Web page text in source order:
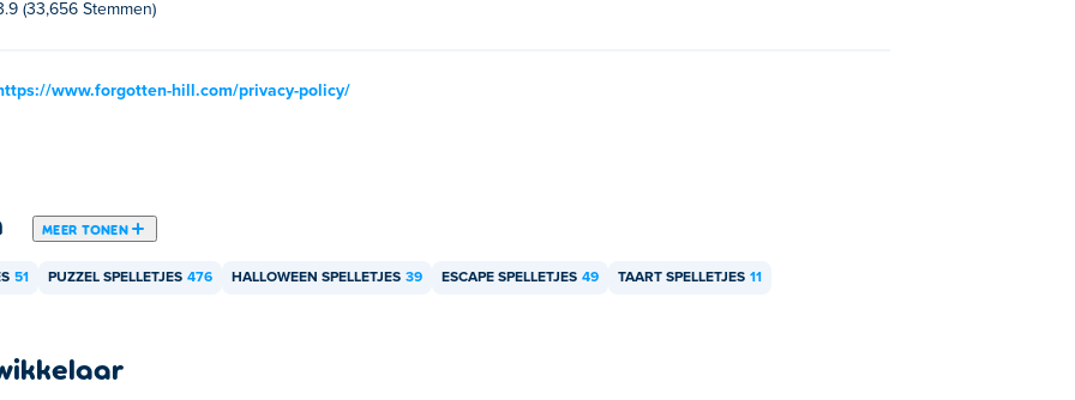
(33,656 Stemmen)
www.forgotten-hill.com/privacy-policy/
MEER TONEN
51 PUZZEL SPELLETJES 476 HALLOWEEN SPELLETJES 39 ESCAPE SPELLETJES 49 TAART SPELLETJES 11